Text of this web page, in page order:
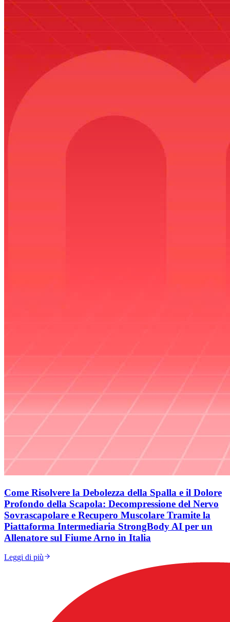
Come Risolvere la Debolezza della Spalla e il Dolore
Profondo della Scapola: Decompressione del Nervo
Sovrascapolare e Recupero Muscolare Tramite la
Piattaforma Intermediaria StrongBody AI per un
Allenatore sul Fiume Arno in Italia
Leggi di più